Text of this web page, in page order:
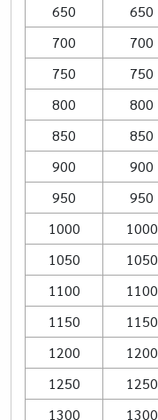
650
650
700
700
750
750
800
800
850
850
900
900
950
950
1000
1000
1050
1050
1100
1100
1150
1150
1200
1200
1250
1250
1300
1300